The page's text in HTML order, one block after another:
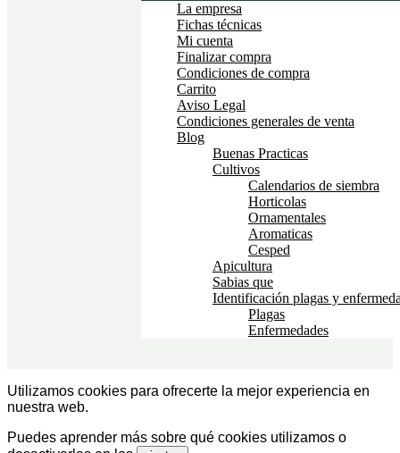
La empresa
Fichas técnicas
Mi cuenta
Finalizar compra
Condiciones de compra
Carrito
Aviso Legal
Condiciones generales de venta
Blog
Buenas Practicas
Cultivos
Calendarios de siembra
Horticolas
Ornamentales
Aromaticas
Cesped
Apicultura
Sabias que
Identificación plagas y
Plagas
Enfermedades
Utilizamos cookies para ofrecerte la mejor experiencia en
nuestra web.
Puedes aprender más sobre qué cookies utilizamos o